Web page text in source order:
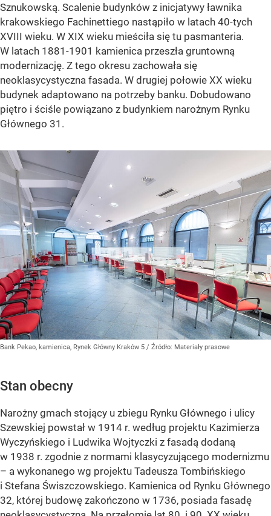
Sznukowską. Scalenie budynków z inicjatywy ławnika
krakowskiego Fachinettiego nastąpiło w latach 40-tych
XVIII wieku. W XIX wieku mieściła się tu pasmanteria.
W latach 1881-1901 kamienica przeszła gruntowną
modernizację. Z tego okresu zachowała się
neoklasycystyczna fasada. W drugiej połowie XX wieku
budynek adaptowano na potrzeby banku. Dobudowano
piętro i ściśle powiązano z budynkiem narożnym Rynku
Głównego 31.
Bank Pekao, kamienica, Rynek Główny Kraków 5 / Źródło: Materiały prasowe
Stan obecny
Narożny gmach stojący u zbiegu Rynku Głównego i ulicy
Szewskiej powstał w 1914 r. według projektu Kazimierza
Wyczyńskiego i Ludwika Wojtyczki z fasadą dodaną
w 1938 r. zgodnie z normami klasycyzującego modernizmu
– a wykonanego wg projektu Tadeusza Tombińskiego
i Stefana Świszczowskiego. Kamienica od Rynku Głównego
32, której budowę zakończono w 1736, posiada fasadę